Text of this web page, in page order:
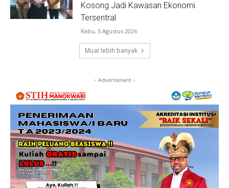
Kosong Jadi Kawasan Ekonomi
Tersentral
Rabu, 5 Agustus 2026
Muat lebih banyak
- Advertisment -